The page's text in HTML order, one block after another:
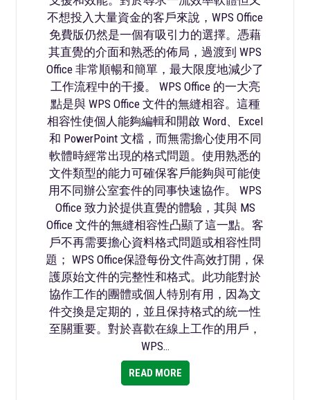
不想投入大量資金的客戶來說，WPS Office
免費版仍然是一個有吸引力的選擇。憑藉
其直覺的介面和熟悉的佈局，過渡到 WPS
Office 非常順暢和簡單，最大限度地減少了
工作流程中的干擾。 WPS Office 的一大亮
點是與 WPS Office 文件的無縫相容。這種
相容性使個人能夠編輯和開啟 Word、Excel
和 PowerPoint 文檔，而無需擔心使用不同
軟體時經常出現的格式問題。使用熟悉的
文件類型的能力可確保客戶能夠與可能使
用不同辦公室套件的同事快速協作。 WPS
Office 致力於提供直覺的體驗，其與 MS
Office 文件的無縫相容性凸顯了這一點。客
戶不再需要擔心資料格式問題或相容性問
題； WPS Office保證每份文件高效打開，保
護原始文件的完整性和格式。此功能對於
協作工作的團體或個人特別有用，因為文
件交換是定期的，並且保持格式的統一性
至關重要。對於喜歡在線上工作的用戶，
WPS…
READ MORE